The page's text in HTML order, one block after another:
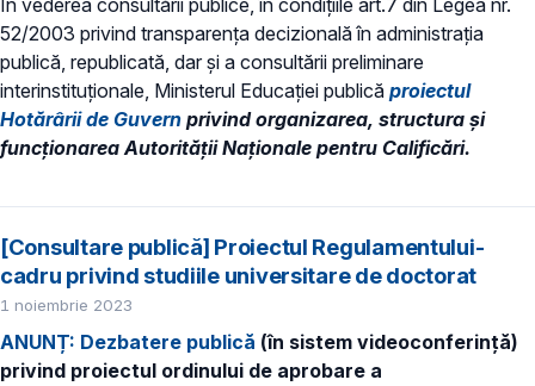
52/2003 privind transparenţa decizională în administraţia
publică, republicată, dar și a consultării preliminare
interinstituționale, Ministerul Educaţiei publică proiectul
Hotărârii de Guvern privind organizarea, structura şi
funcţionarea Autorităţii Naţionale pentru Calificări.
[Consultare publică] Proiectul Regulamentului-
cadru privind studiile universitare de doctorat
1 noiembrie 2023
ANUNȚ: Dezbatere publică (în sistem videoconferință)
privind proiectul ordinului de aprobare a